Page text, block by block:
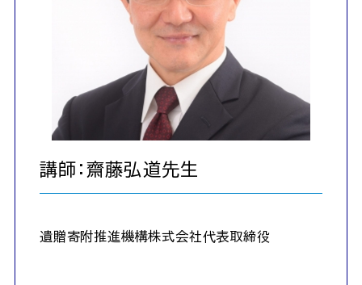
講師：齋藤弘道先生
遺贈寄附推進機構株式会社代表取締役